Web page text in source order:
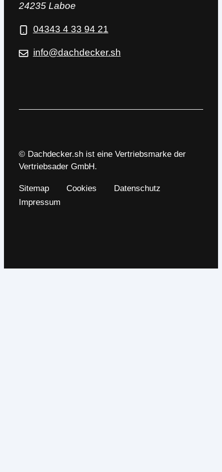
24235 Laboe
04343 4 33 94 21
info@dachdecker.sh
© Dachdecker.sh ist eine Vertriebsmarke der
Vertriebsader GmbH.
Sitemap Cookies
Datenschutz
Impressum